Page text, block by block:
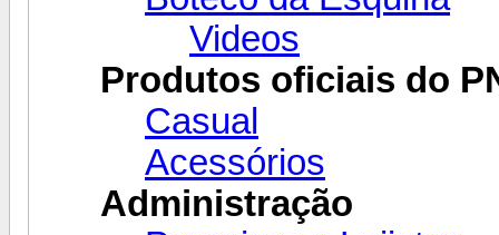
Videos
Produtos oficiais do
Casual
Acessórios
Administração